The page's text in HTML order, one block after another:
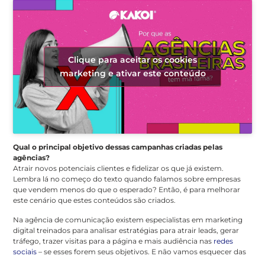
Clique para aceitar os cookies
marketing e ativar este conteúdo
Qual o principal objetivo dessas campanhas criadas pelas
agências?
Atrair novos potenciais clientes e fidelizar os que já existem.
Lembra lá no começo do texto quando falamos sobre empresas
que vendem menos do que o esperado? Então, é para melhorar
este cenário que estes conteúdos são criados.
Na agência de comunicação existem especialistas em marketing
digital treinados para analisar estratégias para atrair leads, gerar
tráfego, trazer visitas para a página e mais audiência nas redes
sociais – se esses forem seus objetivos. E não vamos esquecer das